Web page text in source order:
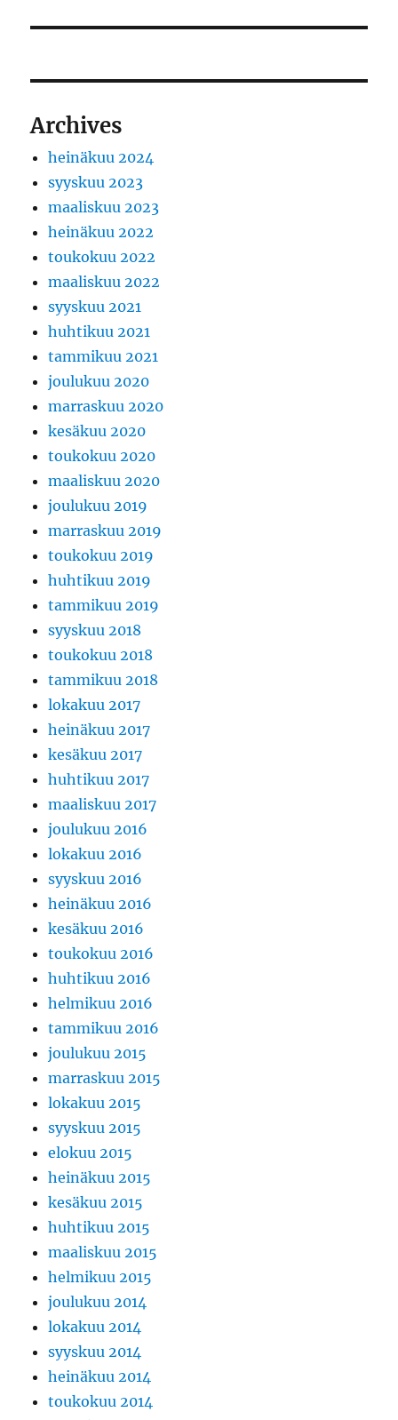
Archives
heinäkuu 2024
syyskuu 2023
maaliskuu 2023
heinäkuu 2022
toukokuu 2022
maaliskuu 2022
syyskuu 2021
huhtikuu 2021
tammikuu 2021
joulukuu 2020
marraskuu 2020
kesäkuu 2020
toukokuu 2020
maaliskuu 2020
joulukuu 2019
marraskuu 2019
toukokuu 2019
huhtikuu 2019
tammikuu 2019
syyskuu 2018
toukokuu 2018
tammikuu 2018
lokakuu 2017
heinäkuu 2017
kesäkuu 2017
huhtikuu 2017
maaliskuu 2017
joulukuu 2016
lokakuu 2016
syyskuu 2016
heinäkuu 2016
kesäkuu 2016
toukokuu 2016
huhtikuu 2016
helmikuu 2016
tammikuu 2016
joulukuu 2015
marraskuu 2015
lokakuu 2015
syyskuu 2015
elokuu 2015
heinäkuu 2015
kesäkuu 2015
huhtikuu 2015
maaliskuu 2015
helmikuu 2015
joulukuu 2014
lokakuu 2014
syyskuu 2014
heinäkuu 2014
toukokuu 2014